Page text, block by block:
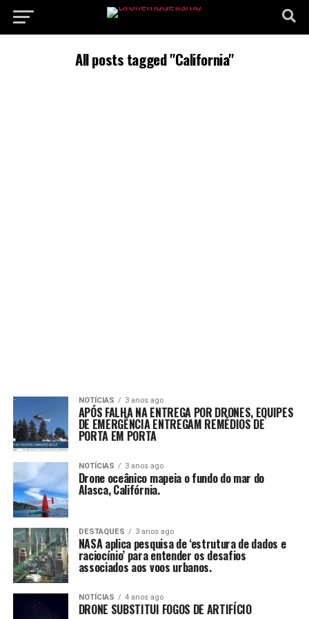
All posts tagged "California"
NOTÍCIAS 3 anos ago
APÓS FALHA NA ENTREGA POR DRONES, EQUIPES
DE EMERGÊNCIA ENTREGAM REMÉDIOS DE
PORTA EM PORTA
NOTÍCIAS 3 anos ago
Drone oceânico mapeia o fundo do mar do
Alasca, Califórnia.
DESTAQUES 3 anos ago
NASA aplica pesquisa de ‘estrutura de dados e
raciocínio’ para entender os desafios
associados aos voos urbanos.
NOTÍCIAS 4 anos ago
DRONE SUBSTITUI FOGOS DE ARTIFÍCIO